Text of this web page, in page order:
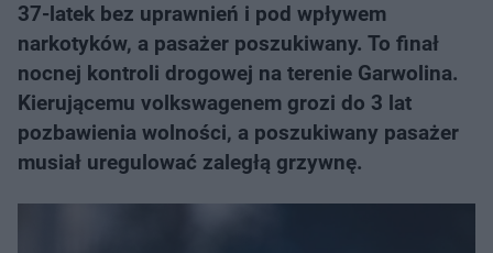
37-latek bez uprawnień i pod wpływem
narkotyków, a pasażer poszukiwany. To finał
nocnej kontroli drogowej na terenie Garwolina.
Kierującemu volkswagenem grozi do 3 lat
pozbawienia wolności, a poszukiwany pasażer
musiał uregulować zaległą grzywnę.